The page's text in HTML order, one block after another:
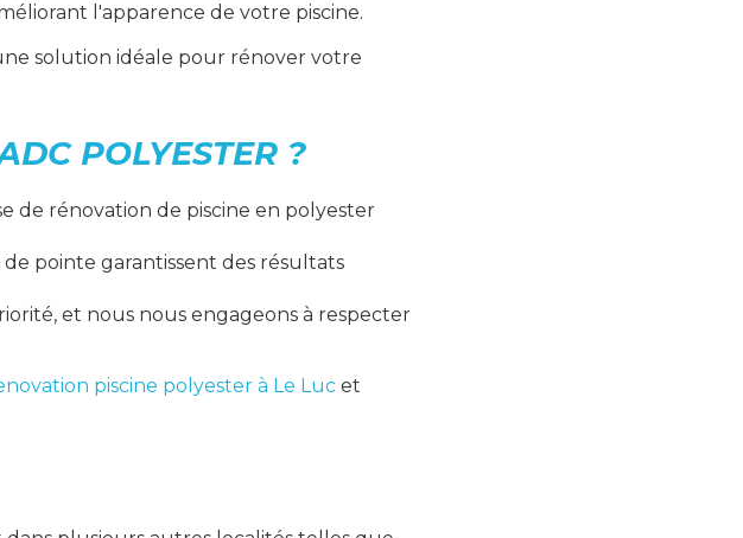
l'apparence de votre piscine.
solution idéale pour rénover votre
POLYESTER ?
de rénovation de piscine en polyester
pointe garantissent des résultats
et nous nous engageons à respecter
piscine polyester à Le Luc et